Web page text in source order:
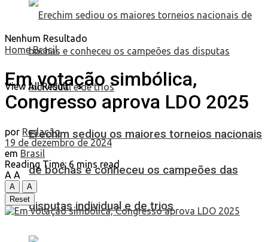
Erechim sediou os maiores torneios nacionais
de bochas e conheceu os campeões das
disputas individual e de trios
Nenhum Resultado
View All Result
Home Brasil
Em votação simbólica,
Congresso aprova LDO 2025
por Redação
19 de dezembro de 2024
em Brasil
Reading Time: 6 mins read
A A
A
A
Reset